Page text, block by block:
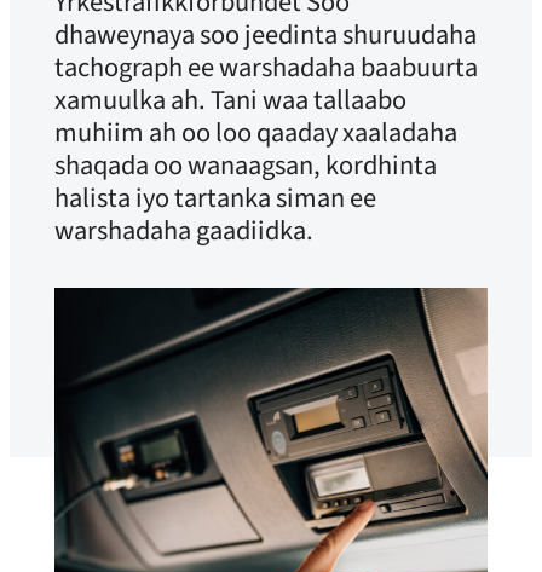
dhaweynaya soo jeedinta shuruudaha
tachograph ee warshadaha baabuurta
xamuulka ah. Tani waa tallaabo
muhiim ah oo loo qaaday xaaladaha
shaqada oo wanaagsan, kordhinta
halista iyo tartanka siman ee
warshadaha gaadiidka.